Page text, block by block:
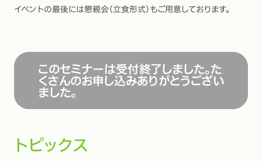
イベントの最後には懇親会（立食形式）もご用意しております。
このセミナーは受付終了しました。た
くさんのお申し込みありがとうござい
ました。
トピックス